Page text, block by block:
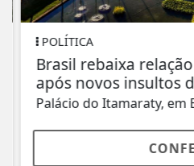
POLÍTICA
Brasil rebaixa
após novos insultos
Palácio do Itamaraty, em